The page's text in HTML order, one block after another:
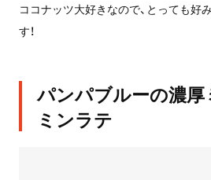
ココナッツ大好きなので、とっても好
す！
パンパブルーの濃
ミンラテ